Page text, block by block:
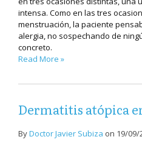
intensa. Como en las tres
menstruación, la paciente
alergia, no sospechando de
concreto.
Read More »
Dermatitis atópica
ByDoctor Javier Subiza on 19/09/